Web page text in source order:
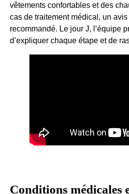
vêtements confortables et des
cas de traitement médical, un
recommandé. Le jour J, l’équipe
d’expliquer chaque étape et de
Conditions médicales